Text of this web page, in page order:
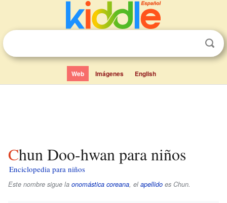
Web Imágenes English
Chun Doo-hwan para niños
Enciclopedia para niños
Este nombre sigue la onomástica coreana, elapellido es Chun.